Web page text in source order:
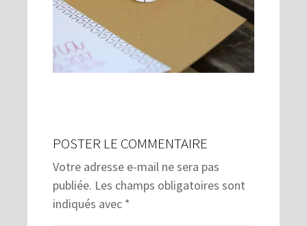
POSTER LE COMMENTAIRE
Votre adresse e-mail ne sera pas
publiée. Les champs obligatoires sont
indiqués avec *